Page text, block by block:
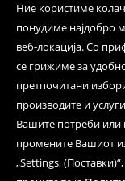
Ние користиме
понудиме најдобро
веб-локација. Со
се грижиме за
претпочитани
производите и
Вашите потреби или
промените Вашиот
„Settings,
бесплатен
направите во
производот може
испораката по
при оваа опција
⟶Политика на